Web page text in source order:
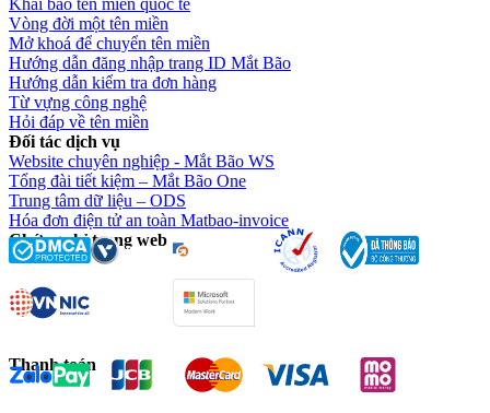
Khai báo tên miền quốc tế
Vòng đời một tên miền
Mở khoá để chuyển tên miền
Hướng dẫn đăng nhập trang ID Mắt Bão
Hướng dẫn kiểm tra đơn hàng
Từ vựng công nghệ
Hỏi đáp về tên miền
Đối tác dịch vụ
Website chuyên nghiệp - Mắt Bão WS
Tổng đài tiết kiệm – Mắt Bão One
Trung tâm dữ liệu – ODS
Hóa đơn điện tử an toàn Matbao-invoice
Chứng chỉ trang web
Thanh toán